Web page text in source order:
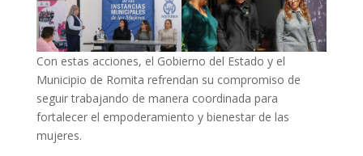
Con estas acciones, el Gobierno del Estado y el
Municipio de Romita refrendan su compromiso de
seguir trabajando de manera coordinada para
fortalecer el empoderamiento y bienestar de las
mujeres.